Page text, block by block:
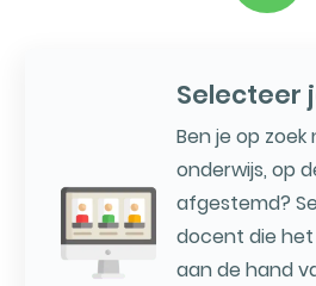
Selecteer
Ben je op
onderwijs, op
afgestemd?
docent die
aan de hand